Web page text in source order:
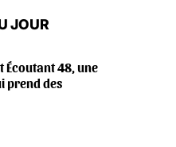
JOUR
Écoutant 48, une
prend des